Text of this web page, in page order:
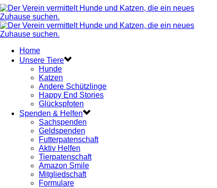
Home
Unsere Tiere
Hunde
Katzen
Andere Schützlinge
Happy End Stories
Glückspfoten
Spenden & Helfen
Sachspenden
Geldspenden
Futterpatenschaft
Aktiv Helfen
Tierpatenschaft
Amazon Smile
Mitgliedschaft
Formulare